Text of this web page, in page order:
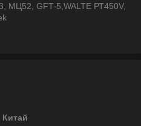
МЦ52, GFT-5,WALTE РТ450V,
Китай